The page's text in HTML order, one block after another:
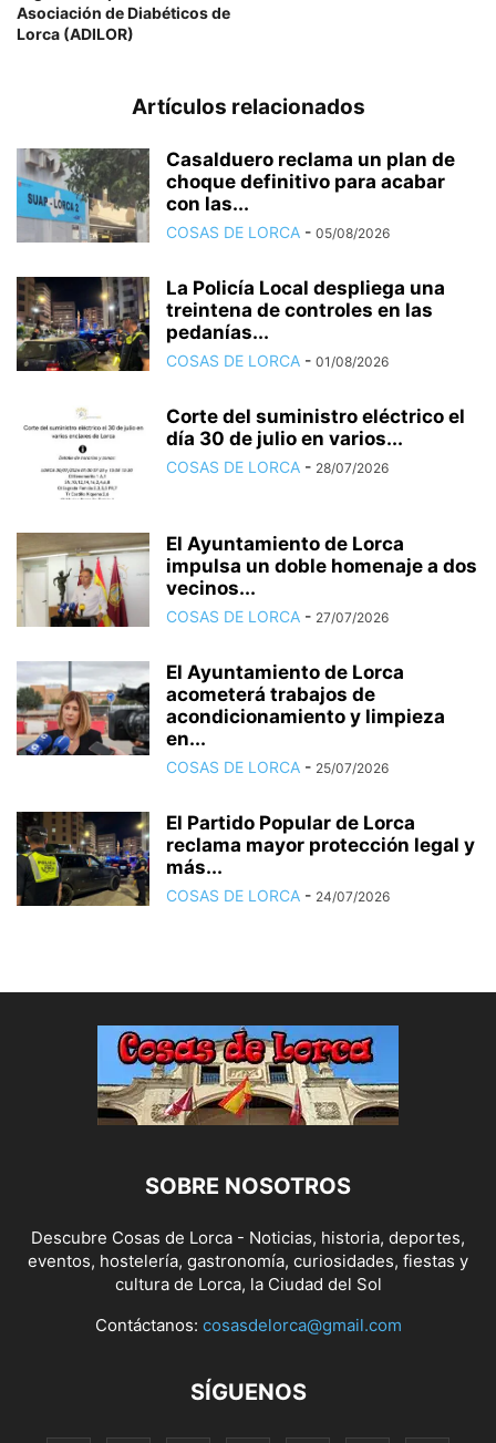
Asociación de Diabéticos de
Lorca (ADILOR)
Artículos relacionados
Casalduero reclama un plan de
choque definitivo para acabar
con las...
COSAS DE LORCA - 05/08/2026
La Policía Local despliega una
treintena de controles en las
pedanías...
COSAS DE LORCA - 01/08/2026
Corte del suministro eléctrico el
día 30 de julio en varios...
COSAS DE LORCA - 28/07/2026
El Ayuntamiento de Lorca
impulsa un doble homenaje a dos
vecinos...
COSAS DE LORCA - 27/07/2026
El Ayuntamiento de Lorca
acometerá trabajos de
acondicionamiento y limpieza
en...
COSAS DE LORCA - 25/07/2026
El Partido Popular de Lorca
reclama mayor protección legal y
más...
COSAS DE LORCA - 24/07/2026
SOBRE NOSOTROS
Descubre Cosas de Lorca - Noticias, historia, deportes,
eventos, hostelería, gastronomía, curiosidades, fiestas y
cultura de Lorca, la Ciudad del Sol
Contáctanos: cosasdelorca@gmail.com
SÍGUENOS